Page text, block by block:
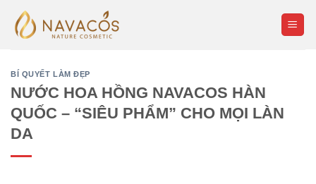
BÍ QUYẾT LÀM ĐẸP
NƯỚC HOA HỒNG NAVACOS HÀN
QUỐC – “SIÊU PHẨM” CHO MỌI LÀN
DA